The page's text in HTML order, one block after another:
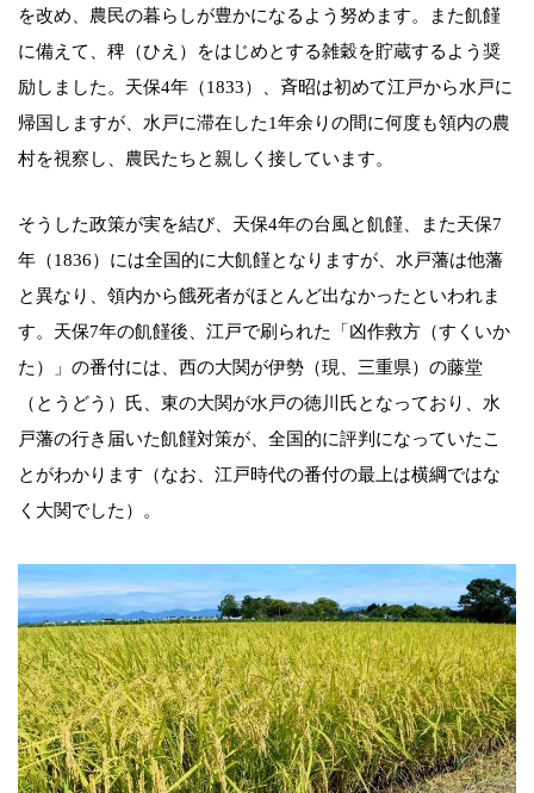
を改め、農民の暮らしが豊かになるよう努めます。また飢饉
に備えて、稗（ひえ）をはじめとする雑穀を貯蔵するよう奨
励しました。天保4年（1833）、斉昭は初めて江戸から水戸に
帰国しますが、水戸に滞在した1年余りの間に何度も領内の農
村を視察し、農民たちと親しく接しています。
そうした政策が実を結び、天保4年の台風と飢饉、また天保7
年（1836）には全国的に大飢饉となりますが、水戸藩は他藩
と異なり、領内から餓死者がほとんど出なかったといわれま
す。天保7年の飢饉後、江戸で刷られた「凶作救方（すくいか
た）」の番付には、西の大関が伊勢（現、三重県）の藤堂
（とうどう）氏、東の大関が水戸の徳川氏となっており、水
戸藩の行き届いた飢饉対策が、全国的に評判になっていたこ
とがわかります（なお、江戸時代の番付の最上は横綱ではな
く大関でした）。